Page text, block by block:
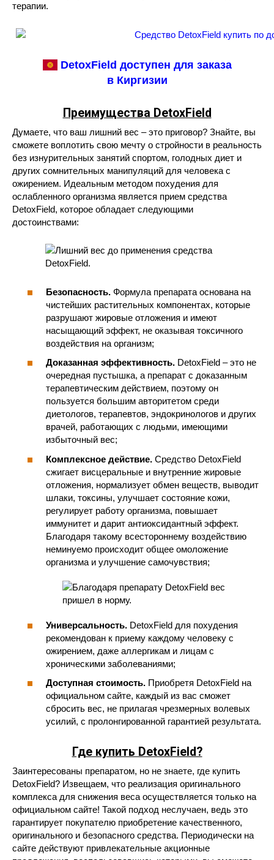
терапии.
DetoxField доступен для заказа
в Киргизии
Преимущества DetoxField
Думаете, что ваш лишний вес – это приговор? Знайте, вы
сможете воплотить свою мечту о стройности в реальность
без изнурительных занятий спортом, голодных диет и
других сомнительных манипуляций для человека с
ожирением. Идеальным методом похудения для
ослабленного организма является прием средства
DetoxField, которое обладает следующими
достоинствами:
Безопасность. Формула препарата основана на
чистейших растительных компонентах, которые
разрушают жировые отложения и имеют
насыщающий эффект, не оказывая токсичного
воздействия на организм;
Доказанная эффективность. DetoxField – это не
очередная пустышка, а препарат с доказанным
терапевтическим действием, поэтому он
пользуется большим авторитетом среди
диетологов, терапевтов, эндокринологов и других
врачей, работающих с людьми, имеющими
избыточный вес;
Комплексное действие. Средство DetoxField
сжигает висцеральные и внутренние жировые
отложения, нормализует обмен веществ, выводит
шлаки, токсины, улучшает состояние кожи,
регулирует работу организма, повышает
иммунитет и дарит антиоксидантный эффект.
Благодаря такому всестороннему воздействию
неминуемо происходит общее омоложение
организма и улучшение самочувствия;
Универсальность. DetoxField для похудения
рекомендован к приему каждому человеку с
ожирением, даже аллергикам и лицам с
хроническими заболеваниями;
Доступная стоимость. Приобретя DetoxField на
официальном сайте, каждый из вас сможет
сбросить вес, не прилагая чрезмерных волевых
усилий, с пролонгированной гарантией результата.
Где купить DetoxField?
Заинтересованы препаратом, но не знаете, где купить
DetoxField? Извещаем, что реализация оригинального
комплекса для снижения веса осуществляется только на
официальном сайте! Такой подход неслучаен, ведь это
гарантирует покупателю приобретение качественного,
оригинального и безопасного средства. Периодически на
сайте действуют привлекательные акционные